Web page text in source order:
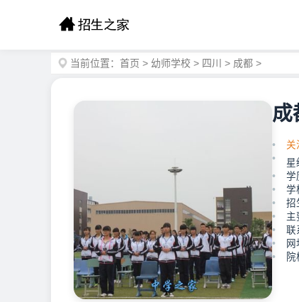
当前位置： 首页 > 幼师学校 > 四川 > 成都 >
成
关
星
学
学
招
主
联